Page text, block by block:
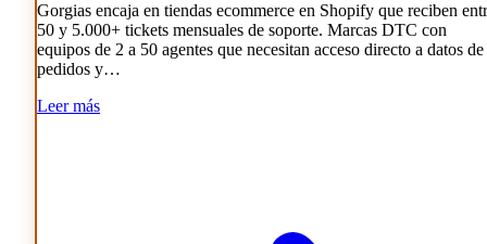
Gorgias encaja en tiendas ecommerce en Shopify que reciben
50 y 5.000+ tickets mensuales de soporte. Marcas DTC con
equipos de 2 a 50 agentes que necesitan acceso directo a datos de
pedidos y…
Leer más